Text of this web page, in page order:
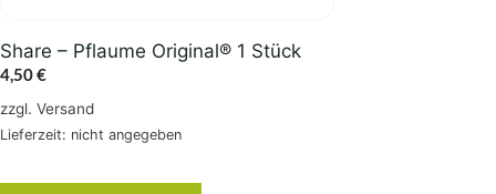
Share – Pflaume Original® 1 Stück
4,50€
zzgl. Versand
Lieferzeit: nicht angegeben